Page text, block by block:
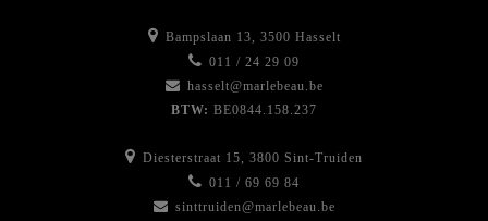
Bampslaan 13, 3500 Hasselt
011 / 24 29 09
hasselt@marlebeau.be
BTW: BE0844.158.237
Diesterstraat 15, 3800 Sint-Truiden
011 / 69 69 84
sinttruiden@marlebeau.be